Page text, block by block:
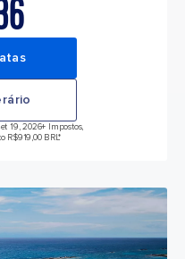
19, 2026+ Impostos,
R$919,00 BRL*